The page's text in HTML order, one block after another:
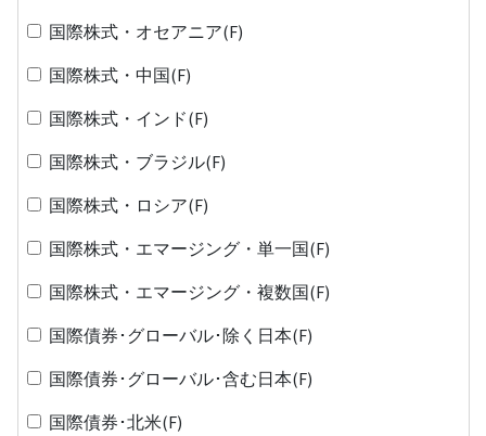
国際株式・オセアニア(F)
国際株式・中国(F)
国際株式・インド(F)
国際株式・ブラジル(F)
国際株式・ロシア(F)
国際株式・エマージング・単一国(F)
国際株式・エマージング・複数国(F)
国際債券･グローバル･除く日本(F)
国際債券･グローバル･含む日本(F)
国際債券･北米(F)